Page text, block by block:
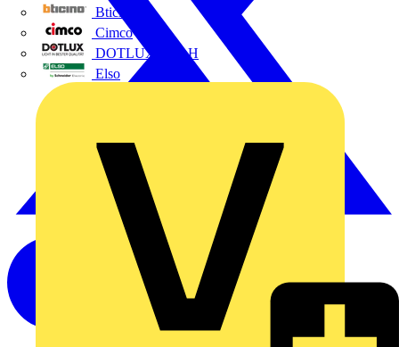
Bticino
Cimco
DOTLUX GmbH
Elso